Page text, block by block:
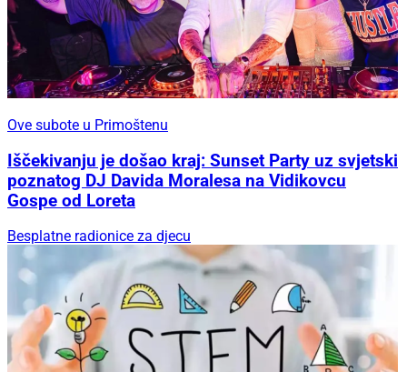
Ove subote u Primoštenu
Iščekivanju je došao kraj: Sunset Party uz svjetski
poznatog DJ Davida Moralesa na Vidikovcu
Gospe od Loreta
Besplatne radionice za djecu